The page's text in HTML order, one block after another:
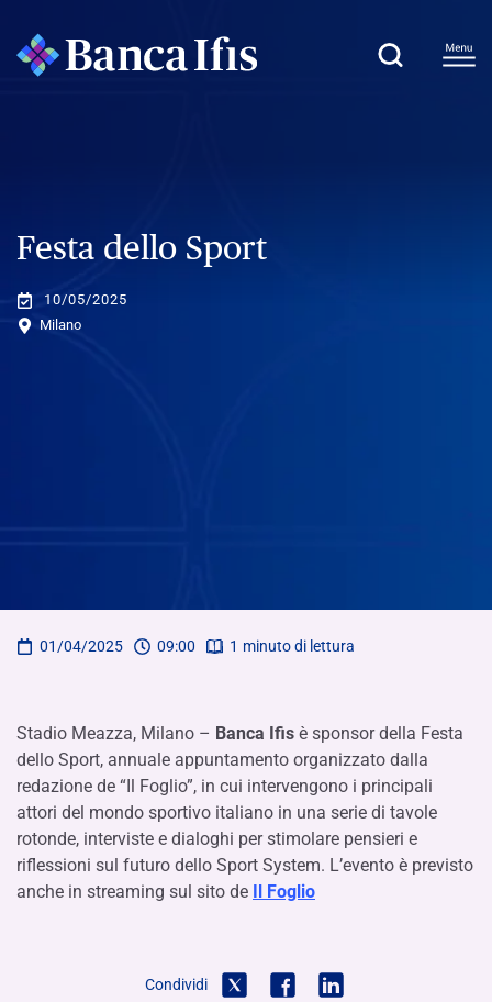
Festa dello Sport
10/05/2025
Milano
01/04/2025 09:00 1 minuto di lettura
Stadio Meazza, Milano – Banca Ifis è sponsor della Festa
dello Sport, annuale appuntamento organizzato dalla
redazione de “Il Foglio”, in cui intervengono i principali
attori del mondo sportivo italiano in una serie di tavole
rotonde, interviste e dialoghi per stimolare pensieri e
riflessioni sul futuro dello Sport System. L’evento è previsto
anche in streaming sul sito de Il Foglio
Condividi